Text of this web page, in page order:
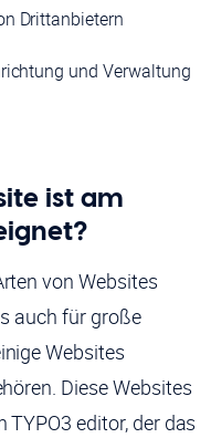
Drittanbietern
und Verwaltung
ist am
von Websites
auch für große
Websites
Diese Websites
editor, der das